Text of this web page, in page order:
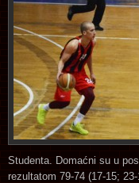
Studenta. Domaćni su u
rezultatom 79-74 (17-15;